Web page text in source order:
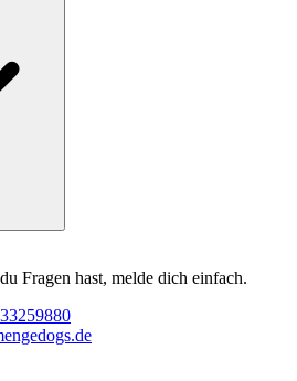
Fragen hast, melde dich einfach.